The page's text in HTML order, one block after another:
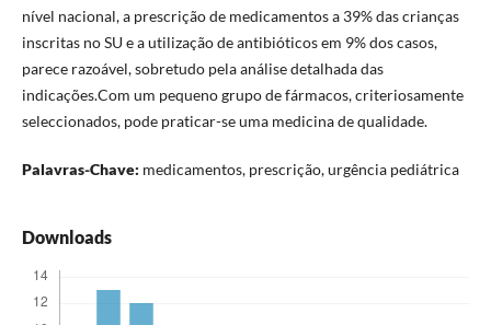
nível nacional, a prescrição de medicamentos a 39% das crianças
inscritas no SU e a utilização de antibióticos em 9% dos casos,
parece razoável, sobretudo pela análise detalhada das
indicações.Com um pequeno grupo de fármacos, criteriosamente
seleccionados, pode praticar-se uma medicina de qualidade.
Palavras-Chave: medicamentos, prescrição, urgência pediátrica
Downloads